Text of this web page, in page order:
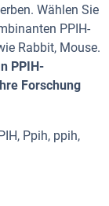
Wählen Sie
PPIH-
Rabbit, Mouse.
PPIH-
Forschung
Ppih, ppih,